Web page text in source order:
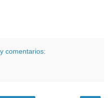
comentarios: